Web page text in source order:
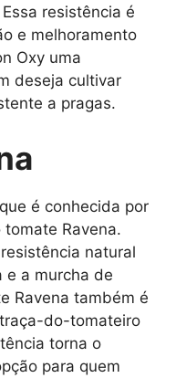
resistência é
e melhoramento
Oxy uma
deseja cultivar
a pragas.
é conhecida por
Ravena.
natural
e a murcha de
Ravena também é
do-tomateiro
torna o
para quem